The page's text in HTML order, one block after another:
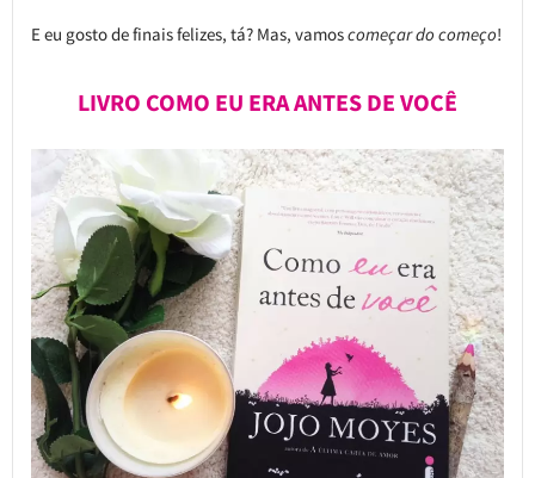
E eu gosto de finais felizes, tá? Mas, vamoscomeçar do começo!
LIVRO COMO EU ERA ANTES DE VOCÊ